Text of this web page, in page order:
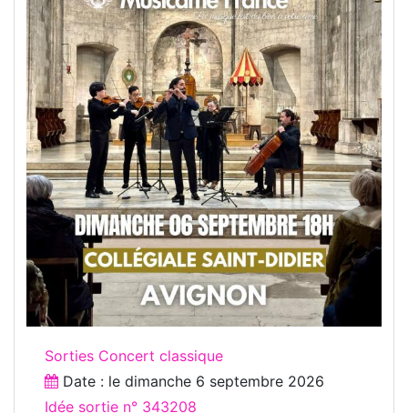
Sorties Concert classique
Date : le dimanche 6 septembre 2026
Idée sortie n° 343208